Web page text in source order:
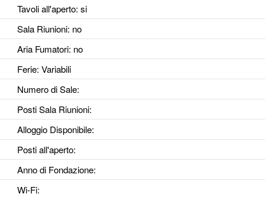
Tavoli all'aperto: si
Sala Riunioni: no
Aria Fumatori: no
Ferie: Variabili
Numero di Sale:
Posti Sala Riunioni:
Alloggio Disponibile:
Posti all'aperto:
Anno di Fondazione:
Wi-Fi: